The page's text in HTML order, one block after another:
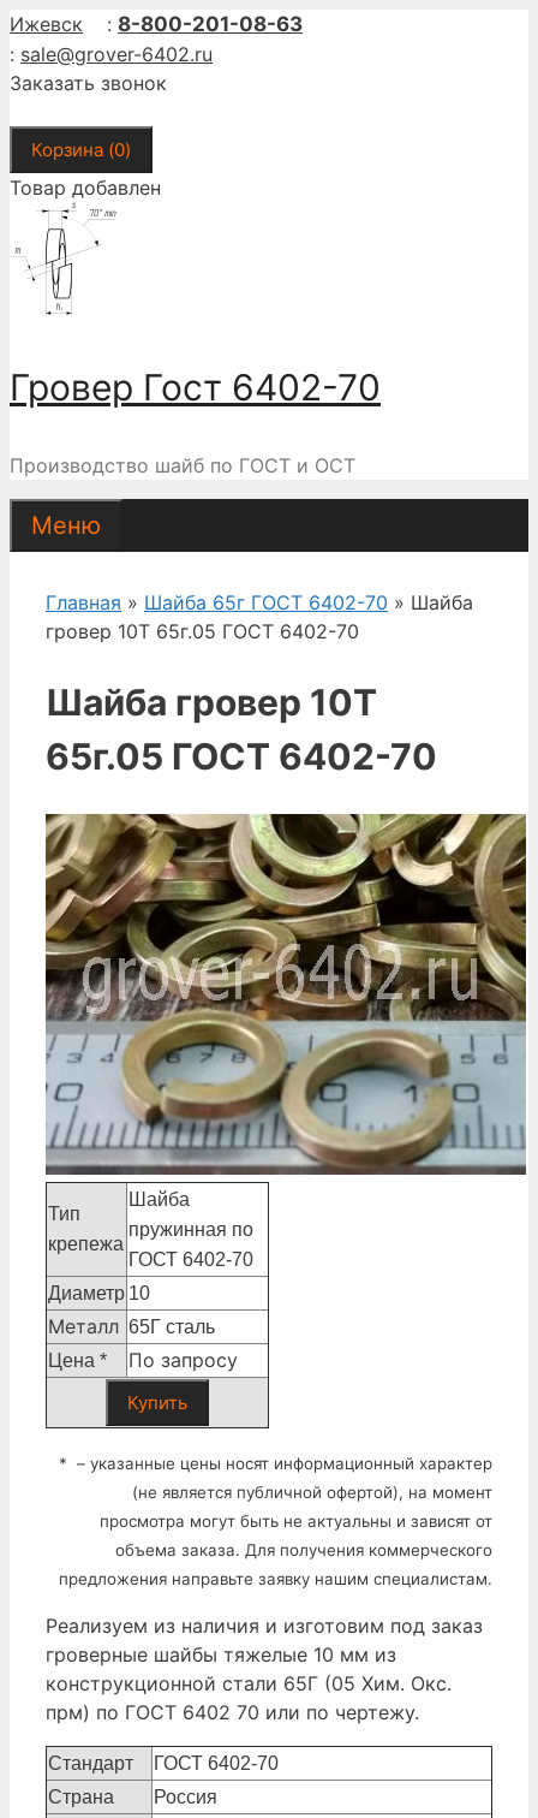
Перейти
к
содержимому
Ижевск : 8-800-201-08-63
: sale@grover-6402.ru
Заказать звонок
Корзина (0)
Товар добавлен
Гровер Гост 6402-70
Производство шайб по ГОСТ и ОСТ
Меню
Главная » Шайба 65г ГОСТ 6402-70 » Шайба
гровер 10Т 65г.05 ГОСТ 6402-70
Шайба гровер 10Т
65г.05 ГОСТ 6402-70
Тип
крепежа
Шайба
пружинная по
ГОСТ 6402-70
Диаметр 10
Металл 65Г сталь
Цена *
По запросу
Купить
* – указанные цены носят информационный характер
(не является публичной офертой), на момент
просмотра могут быть не актуальны и зависят от
объема заказа. Для получения коммерческого
предложения направьте заявку нашим специалистам.
Реализуем из наличия и изготовим под заказ
гроверные шайбы тяжелые 10 мм из
конструкционной стали 65Г (05 Хим. Окс.
прм) по ГОСТ 6402 70 или по чертежу.
Стандарт
ГОСТ 6402-70
Страна
Россия